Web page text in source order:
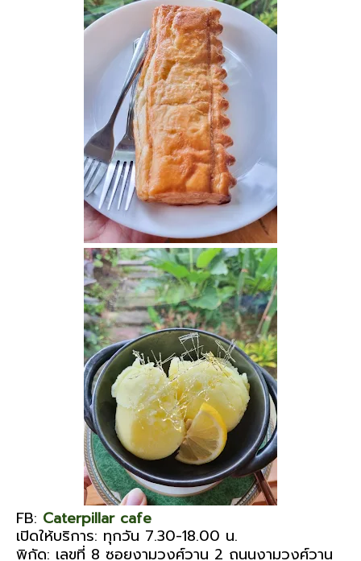
FB: Caterpillar cafe
เปิดให้บริการ: ทุกวัน 7.30-18.00 น.
พิกัด: เลขที่ 8 ซอยงามวงศ์วาน 2 ถนนงามวงศ์วาน